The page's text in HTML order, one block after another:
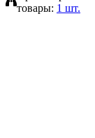
товары: 1 шт.